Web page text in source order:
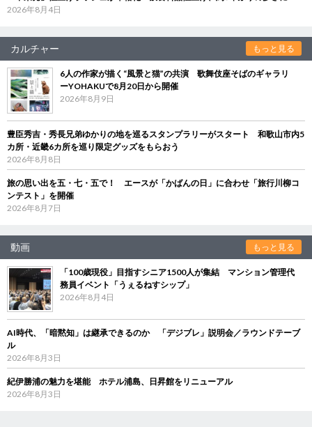
2026年8月4日
カルチャー もっと見る
6人の作家が描く“風景と猫”の共演 歌舞伎座そばのギャラリ
ーYOHAKUで8月20日から開催
2026年8月9日
豊臣秀吉・秀長兄弟ゆかりの地を巡るスタンプラリーがスタート 和歌山市内5
カ所・近畿6カ所を巡り限定グッズをもらおう
2026年8月8日
旅の思い出を五・七・五で！ エースが「かばんの日」に合わせ「旅行川柳コ
ンテスト」を開催
2026年8月7日
動画 もっと見る
「100歳現役」目指すシニア1500人が集結 マンション管理代
務員イベント「うぇるねすシップ」
2026年8月4日
AI時代、「暗黙知」は継承できるのか 「デジブレ」説明会／ラウンドテーブ
ル
2026年8月3日
紀伊勝浦の魅力を堪能 ホテル浦島、日昇館をリニューアル
2026年8月3日